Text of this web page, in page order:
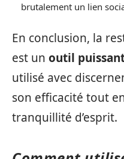
brutalement un lien
En conclusion, la
est un outil
utilisé avec
son efficacité tout
tranquillité d’esprit.